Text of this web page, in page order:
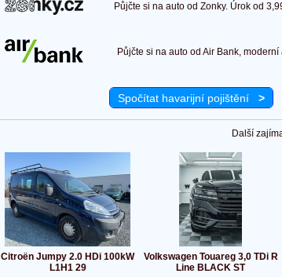
Půjčte si na auto od Zonky. Úrok od
Půjčte si na auto od Air Bank,
Spočítat havarijní pojištění >
Další
Citroën Jumpy 2.0 HDi 100kW
L1H1 29
Volkswagen Touareg 3,0 TDi R
Line BLACK ST